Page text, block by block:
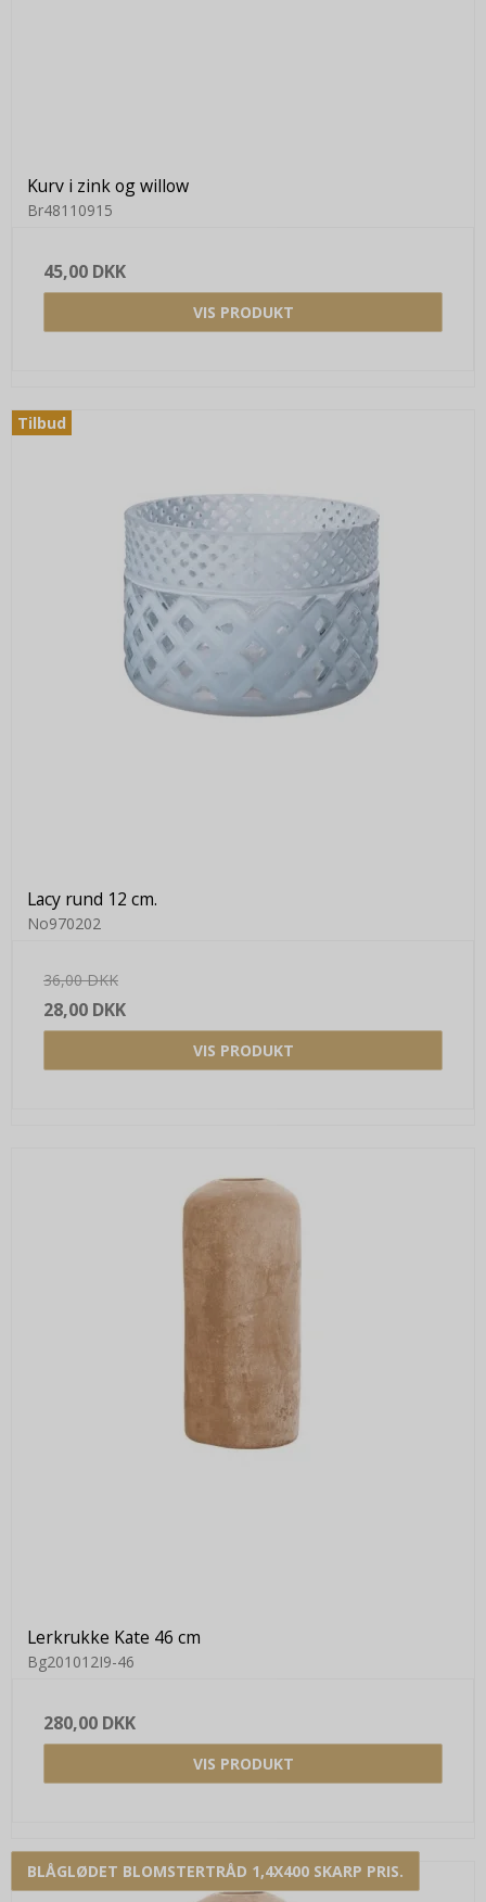
Kurv i zink og willow
Br48110915
45,00 DKK
VIS PRODUKT
Tilbud
Lacy rund 12 cm.
No970202
36,00 DKK
28,00 DKK
VIS PRODUKT
Lerkrukke Kate 46 cm
Bg201012I9-46
280,00 DKK
VIS PRODUKT
BLÅGLØDET BLOMSTERTRÅD 1,4X400 SKARP PRIS.